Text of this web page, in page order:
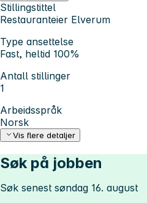
Stillingstittel
Restauranteier Elverum
Type ansettelse
Fast, heltid 100%
Antall stillinger
1
Arbeidsspråk
Norsk
Vis flere detaljer
Søk på jobben
Søk senest søndag 16. august